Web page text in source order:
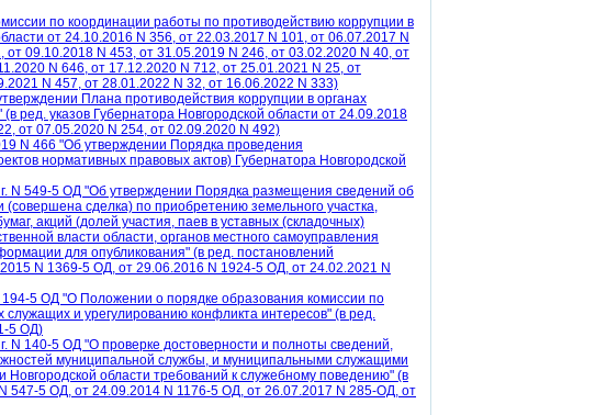
по координации работы по противодействию коррупции в
от 24.10.2016 N 356, от 22.03.2017 N 101, от 06.07.2017 N
09.10.2018 N 453, от 31.05.2019 N 246, от 03.02.2020 N 40, от
N 646, от 17.12.2020 N 712, от 25.01.2021 N 25, от
N 457, от 28.01.2022 N 32, от 16.06.2022 N 333)
Плана противодействия коррупции в органах
ред. указов Губернатора Новгородской области от 24.09.2018
от 07.05.2020 N 254, от 02.09.2020 N 492)
N 466 "Об утверждении Порядка проведения
нормативных правовых актов) Губернатора Новгородской
N 549-5 ОД "Об утверждении Порядка размещения сведений об
сделка) по приобретению земельного участка,
акций (долей участия, паев в уставных (складочных)
власти области, органов местного самоуправления
для опубликования" (в ред. постановлений
N 1369-5 ОД, от 29.06.2016 N 1924-5 ОД, от 24.02.2021 N
5 ОД "О Положении о порядке образования комиссии по
и урегулированию конфликта интересов" (в ред.
5 ОД)
N 140-5 ОД "О проверке достоверности и полноты сведений,
муниципальной службы, и муниципальными служащими
области требований к служебному поведению" (в
547-5 ОД, от 24.09.2014 N 1176-5 ОД, от 26.07.2017 N 285-ОД, от